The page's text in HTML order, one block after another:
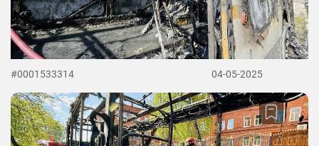
#0001533314 04-05-2025